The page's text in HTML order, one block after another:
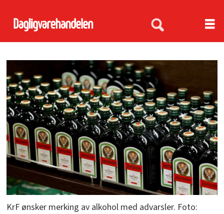
KrF ønsker merking av alkohol med advarsler. Foto: